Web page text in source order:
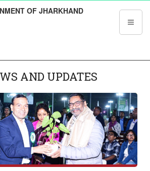
OF JHARKHAND
AND UPDATES